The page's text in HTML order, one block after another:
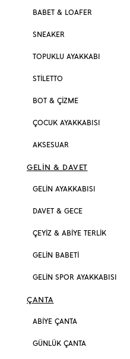
BABET & LOAFER
SNEAKER
TOPUKLU AYAKKABI
STİLETTO
BOT & ÇİZME
ÇOCUK AYAKKABISI
AKSESUAR
GELİN & DAVET
GELİN AYAKKABISI
DAVET & GECE
ÇEYİZ & ABİYE TERLİK
GELİN BABETİ
GELİN SPOR AYAKKABISI
ÇANTA
ABİYE ÇANTA
GÜNLÜK ÇANTA